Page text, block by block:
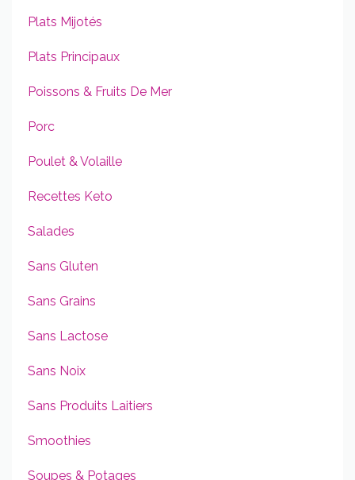
Plats Mijotés
Plats Principaux
Poissons & Fruits De Mer
Porc
Poulet & Volaille
Recettes Keto
Salades
Sans Gluten
Sans Grains
Sans Lactose
Sans Noix
Sans Produits Laitiers
Smoothies
Soupes & Potages